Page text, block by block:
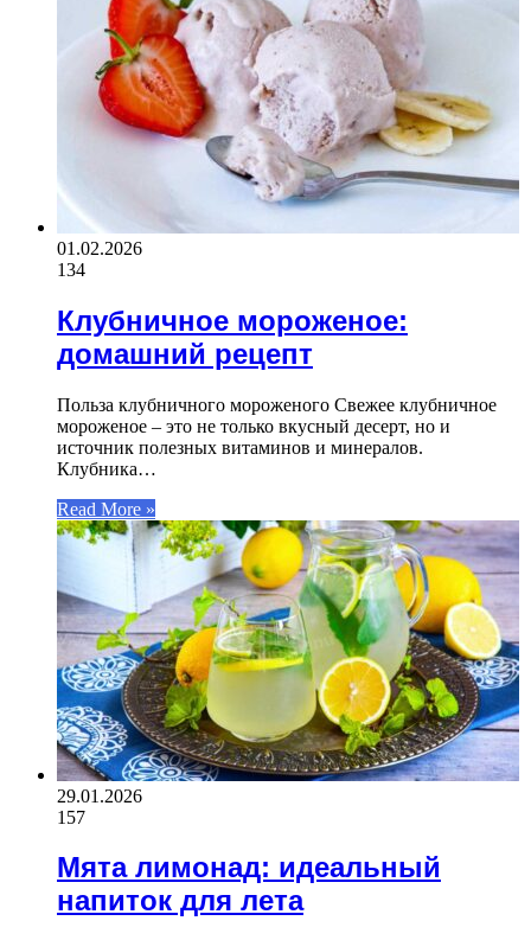
01.02.2026
134
Клубничное мороженое:
домашний рецепт
Польза клубничного мороженого Свежее клубничное
мороженое – это не только вкусный десерт, но и
источник полезных витаминов и минералов.
Клубника…
Read More »
29.01.2026
157
Мята лимонад: идеальный
напиток для лета